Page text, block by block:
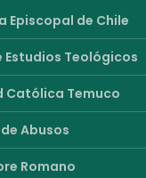
Episcopal de Chile
Teológicos
Católica Temuco
Abusos
Romano